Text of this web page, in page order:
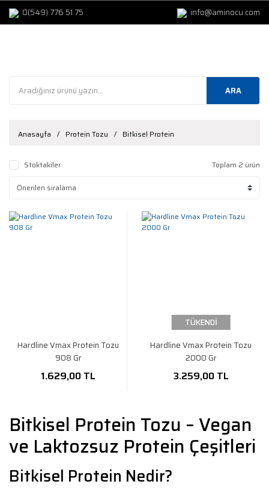
0(549) 776 51 75 info@aminocu.com
ARA
Anasayfa Protein Tozu Bitkisel Protein
Stoktakiler Toplam 2 ürün
Hardline Vmax Protein Tozu
908 Gr
1.629,00 TL
TÜKENDİ
Hardline Vmax Protein Tozu
2000 Gr
3.259,00 TL
Bitkisel Protein Tozu – Vegan
ve Laktozsuz Protein Çeşitleri
Bitkisel Protein Nedir?